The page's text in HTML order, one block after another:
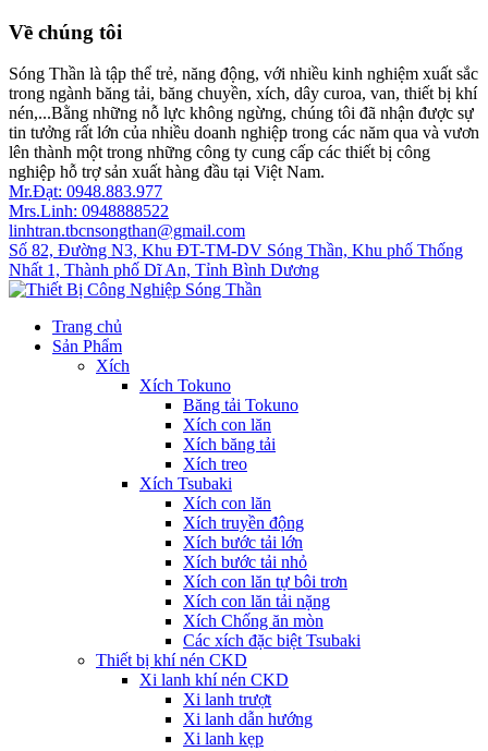
Về chúng tôi
Sóng Thần là tập thể trẻ, năng động, với nhiều kinh nghiệm xuất sắc
trong ngành băng tải, băng chuyền, xích, dây curoa, van, thiết bị khí
nén,...Bằng những nỗ lực không ngừng, chúng tôi đã nhận được sự
tin tưởng rất lớn của nhiều doanh nghiệp trong các năm qua và vươn
lên thành một trong những công ty cung cấp các thiết bị công
nghiệp hỗ trợ sản xuất hàng đầu tại Việt Nam.
Mr.Đạt: 0948.883.977
Mrs.Linh: 0948888522
linhtran.tbcnsongthan@gmail.com
Số 82, Đường N3, Khu ĐT-TM-DV Sóng Thần, Khu phố Thống
Nhất 1, Thành phố Dĩ An, Tỉnh Bình Dương
Trang chủ
Sản Phẩm
Xích
Xích Tokuno
Băng tải Tokuno
Xích con lăn
Xích băng tải
Xích treo
Xích Tsubaki
Xích con lăn
Xích truyền động
Xích bước tải lớn
Xích bước tải nhỏ
Xích con lăn tự bôi trơn
Xích con lăn tải nặng
Xích Chống ăn mòn
Các xích đặc biệt Tsubaki
Thiết bị khí nén CKD
Xi lanh khí nén CKD
Xi lanh trượt
Xi lanh dẫn hướng
Xi lanh kẹp